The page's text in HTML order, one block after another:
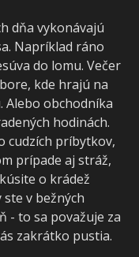
dňa vykonávajú
Napríklad ráno
do lomu. Večer
kde hrajú na
Alebo obchodníka
hodinách.
cudzích príbytkov,
prípade aj stráž,
o krádež
v bežných
- to sa považuje za
zakrátko pustia.